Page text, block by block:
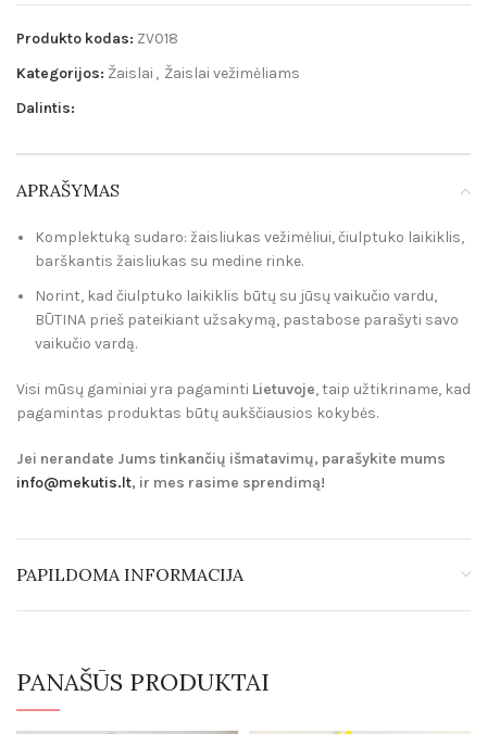
Produkto kodas: ZV018
Kategorijos: Žaislai , Žaislai vežimėliams
Dalintis:
APRAŠYMAS
Komplektuką sudaro: žaisliukas vežimėliui, čiulptuko laikiklis,
barškantis žaisliukas su medine rinke.
Norint, kad čiulptuko laikiklis būtų su jūsų vaikučio vardu,
BŪTINA prieš pateikiant užsakymą, pastabose parašyti savo
vaikučio vardą.
Visi mūsų gaminiai yra pagaminti Lietuvoje, taip užtikriname, kad
pagamintas produktas būtų aukščiausios kokybės.
Jei nerandate Jums tinkančių išmatavimų, parašykite mums
info@mekutis.lt, ir mes rasime sprendimą!
PAPILDOMA INFORMACIJA
PANAŠŪS PRODUKTAI